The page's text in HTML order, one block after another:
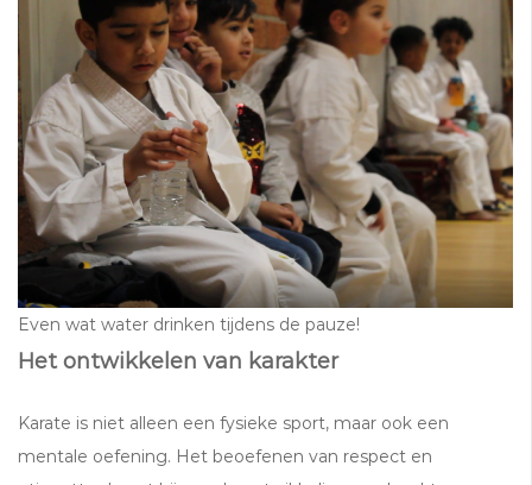
Even wat water drinken tijdens de pauze!
Het ontwikkelen van karakter
Karate is niet alleen een fysieke sport, maar ook een
mentale oefening. Het beoefenen van respect en